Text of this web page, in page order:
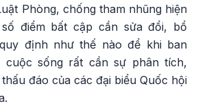
Phòng, chống tham nhũng hiện
điểm bất cập cần sửa đổi, bổ
định như thế nào để khi ban
cuộc sống rất cần sự phân tích,
đáo của các đại biểu Quốc hội